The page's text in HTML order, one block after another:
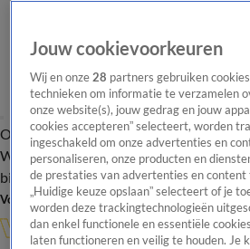
Overzicht Onze programma's Uitzendingen
WandelgangenInterviewsUitzending
bijwonenPodcastShopVeelgestelde
Volg Vandaag Inside
Jouw cookievoorkeuren
Wij en onze28 partners gebruiken
technieken om informatie te verzamelen
onze website(s), jouw gedrag en jouw
cookies accepteren” selecteert, worden
ingeschakeld om onze advertenties en
personaliseren, onze producten en
de prestaties van advertenties en content
„Huidige keuze opslaan” selecteert of je
worden deze trackingtechnologieën
dan enkel functionele en essentiële
laten functioneren en veilig te houden. Je